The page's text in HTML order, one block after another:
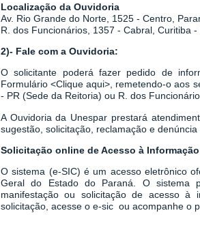
Localização da Ouvidoria
Av. Rio Grande do Norte, 1525 - Centro,
R. dos Funcionários, 1357 - Cabral, Curitiba -
2)- Fale com a Ouvidoria:
O solicitante poderá fazer pedido de
Formulário <Clique aqui>, remetendo-o aos
- PR (Sede da Reitoria) ou R. dos
A Ouvidoria da Unespar prestará
sugestão, solicitação, reclamação e
Solicitação online de Acesso à Informação
O sistema (e-SIC) é um acesso eletrônico
Geral do Estado do Paraná. O sistema
manifestação ou solicitação de acesso à
solicitação, acesse o e-sic ou acompanhe o